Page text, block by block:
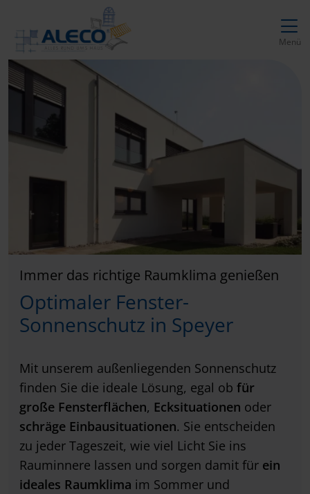
zur Top-Navigation
zur Hauptnavigation
Inhalt springen
Hauptnavigation
Menü
Immer das richtige Raumklima genießen
Optimaler Fenster-
Sonnenschutz in Speyer
Mit unserem außenliegenden Sonnenschutz
finden Sie die ideale Lösung, egal ob für
große Fensterflächen, Ecksituationen oder
schräge Einbausituationen. Sie entscheiden
zu jeder Tageszeit, wie viel Licht Sie ins
Rauminnere lassen und sorgen damit für ein
ideales Raumklima im Sommer und